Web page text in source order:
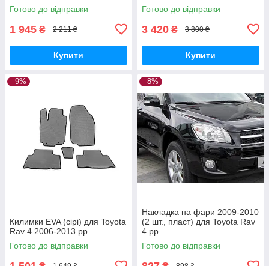
Готово до відправки
1 945 ₴ 2 211 ₴
Купити
Готово до відправки
3 420 ₴ 3 800 ₴
Купити
–9%
Килимки EVA (сірі) для Toyota
Rav 4 2006-2013 рр
Готово до відправки
–8%
Накладка на фари 2009-2010
(2 шт., пласт) для Toyota Rav
4 рр
Готово до відправки